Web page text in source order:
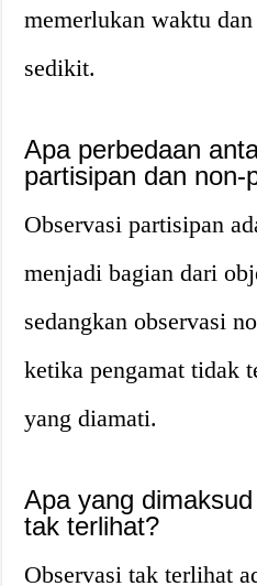
memerlukan waktu
sedikit.
Apa perbedaan
partisipan dan non-
Observasi partisipan
menjadi bagian dari
sedangkan observasi
ketika pengamat tidak
yang diamati.
Apa yang
tak terlihat?
Observasi tak terlihat